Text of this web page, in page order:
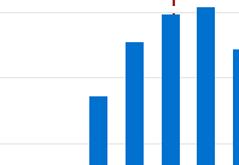
Az öregségi
X axis displaying HUF.
Y axis displaying